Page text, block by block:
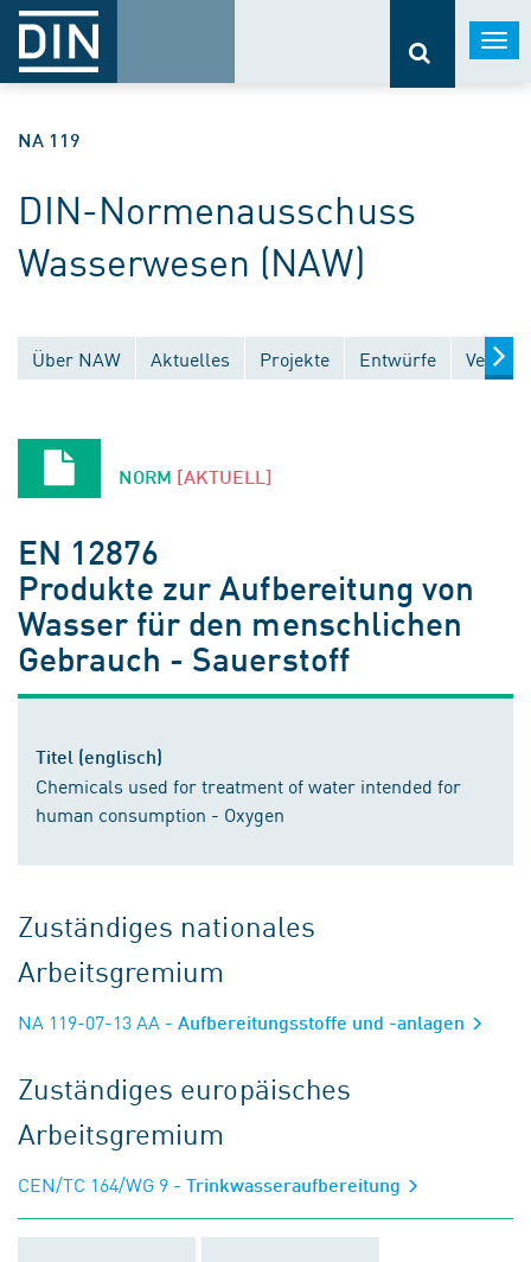
NA 119
DIN-Normenausschuss
Wasserwesen (NAW)
Über NAW Aktuelles Projekte Entwürfe
NORM [AKTUELL]
EN 12876
Produkte zur Aufbereitung von
Wasser für den menschlichen
Gebrauch - Sauerstoff
Titel (englisch)
Chemicals used for treatment of water intended for
human consumption - Oxygen
Zuständiges nationales
Arbeitsgremium
NA 119-07-13 AA - Aufbereitungsstoffe und -anlagen
Zuständiges europäisches
Arbeitsgremium
CEN/TC 164/WG 9 - Trinkwasseraufbereitung